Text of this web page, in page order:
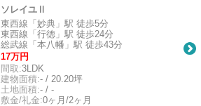
ソレイユⅡ
東西線「妙典」駅 徒歩5分
東西線「行徳」駅 徒歩24分
総武線「本八幡」駅 徒歩43分
17万円
間取:3LDK
建物面積:- / 20.20坪
土地面積:- / -
敷金/礼金:0ヶ月/2ヶ月